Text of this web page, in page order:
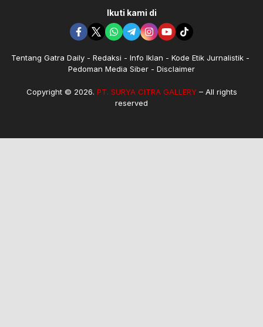
Ikuti kami di
Tentang Gatra Daily Redaksi Info Iklan
Kode Etik Jurnalistik
Pedoman Media Siber
Disclaimer
Copyright © 2026. PT. SURYA CITRA GALLERY– All rights
reserved